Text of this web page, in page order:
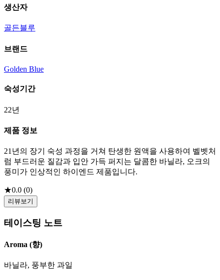
생산자
골든블루
브랜드
Golden Blue
숙성기간
22년
제품 정보
21년의 장기 숙성 과정을 거쳐 탄생한 원액을 사용하여 벨벳처
럼 부드러운 질감과 입안 가득 퍼지는 달콤한 바닐라, 오크의
풍미가 인상적인 하이엔드 제품입니다.
★0.0 (0)
리뷰보기
테이스팅 노트
Aroma (향)
바닐라, 풍부한 과일